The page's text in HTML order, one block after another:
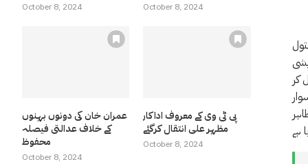
کر
ہے
October 8, 2024 October 8, 2024
عمران خان کی دونوں بہنوں
کے خلاف عدالتی فیصلہ
محفوظ
October 8, 2024
پی ٹی وی کے معروف اداکار
مظہر علی انتقال کرگئے
October 8, 2024